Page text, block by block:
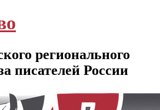
регионального
писателей России